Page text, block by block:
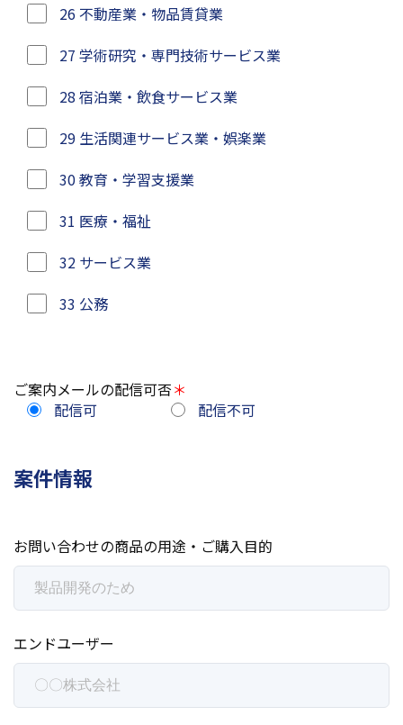
26 不動産業・物品賃貸業
27 学術研究・専門技術サービス業
28 宿泊業・飲食サービス業
29 生活関連サービス業・娯楽業
30 教育・学習支援業
31 医療・福祉
32 サービス業
33 公務
ご案内メールの配信可否＊
配信可
配信不可
案件情報
お問い合わせの商品の用途・ご購入目的
エンドユーザー